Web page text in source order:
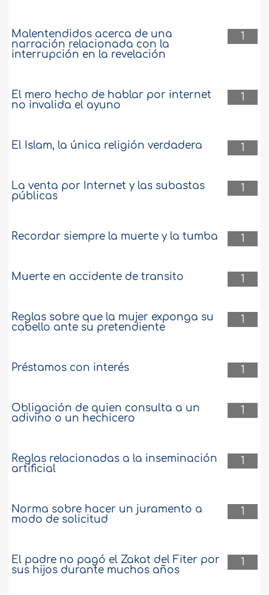
1
Malentendidos acerca de una
narración relacionada con la
interrupción en la revelación
1
El mero hecho de hablar por internet
no invalida el ayuno
1
El Islam, la única religión verdadera
1
La venta por Internet y las subastas
públicas
1
Recordar siempre la muerte y la tumba
1
Muerte en accidente de transito
1
Reglas sobre que la mujer exponga su
cabello ante su pretendiente
1
Préstamos con interés
1
Obligación de quien consulta a un
adivino o un hechicero
1
Reglas relacionadas a la inseminación
artificial
1
Norma sobre hacer un juramento a
modo de solicitud
1
El padre no pagó el Zakat del Fiter por
sus hijos durante muchos años